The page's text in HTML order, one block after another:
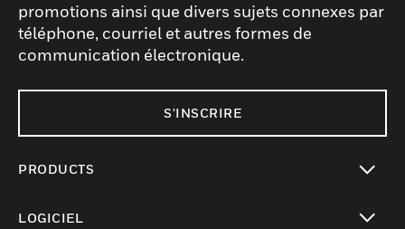
promotions ainsi que divers sujets connexes par
téléphone, courriel et autres formes de
communication électronique.
S'INSCRIRE
PRODUCTS
LOGICIEL